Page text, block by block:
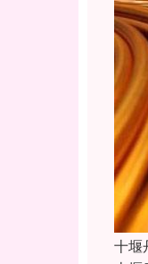
十堰